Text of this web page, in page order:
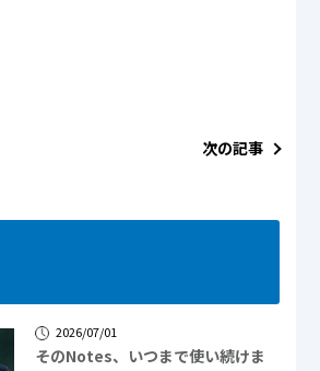
次の記事
2026/07/01
そのNotes、いつまで使い続けま